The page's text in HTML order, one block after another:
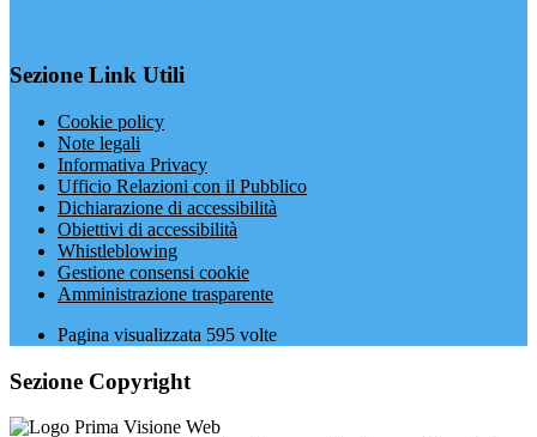
Sezione Link Utili
Cookie policy
Note legali
Informativa Privacy
Ufficio Relazioni con il Pubblico
Dichiarazione di accessibilità
Obiettivi di accessibilità
Whistleblowing
Gestione consensi cookie
Amministrazione trasparente
Pagina visualizzata 595 volte
Sezione Copyright